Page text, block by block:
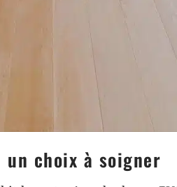
choix à soigner